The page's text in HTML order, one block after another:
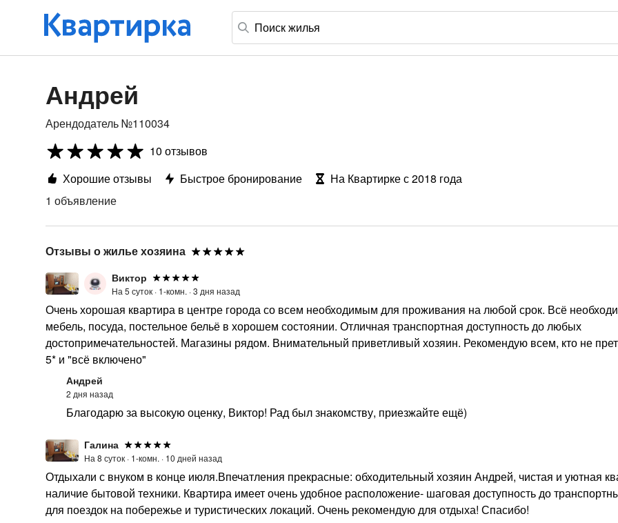
Андрей
Арендодатель №110034
10 отзывов
Хорошие отзывы
Быстрое бронирование
На Квартирке с 2018 года
1 объявление
Отзывы о жилье хозяина
Виктор
На 5 суток · 1-комн. ·3 дня назад
Очень хорошая квартира в центре города со всем необходимым для проживания на любой срок. Всё
мебель, посуда, постельное бельё в хорошем состоянии. Отличная транспортная доступность до любых
достопримечательностей. Магазины рядом. Внимательный приветливый хозяин. Рекомендую всем, кто не
5* и "всё включено"
Андрей
2 дня назад
Благодарю за высокую оценку, Виктор! Рад был знакомству, приезжайте ещё)
Галина
На 8 суток · 1-комн. · 10 дней назад
Отдыхали с внуком в конце июля.Впечатления прекрасные: обходительный хозяин Андрей, чистая и уютная
наличие бытовой техники. Квартира имеет очень удобное расположение- шаговая доступность до
для поездок на побережье и туристических локаций. Очень рекомендую для отдыха! Спасибо!